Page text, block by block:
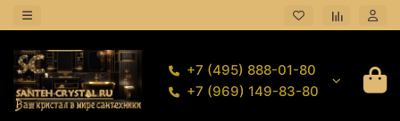
+7 (495) 888-01-80
+7 (969) 149-83-80